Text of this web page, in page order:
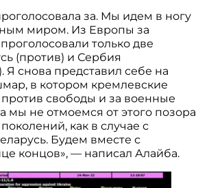
за. Мы идем в ногу
миром. Из Европы за
только две
(против) и Сербия
Я снова представил себе на
в котором кремлевские
свободы и за военные
мы не отмоемся от этого позора
как в случае с
Будем вместе с
концов», — написал Алайба.